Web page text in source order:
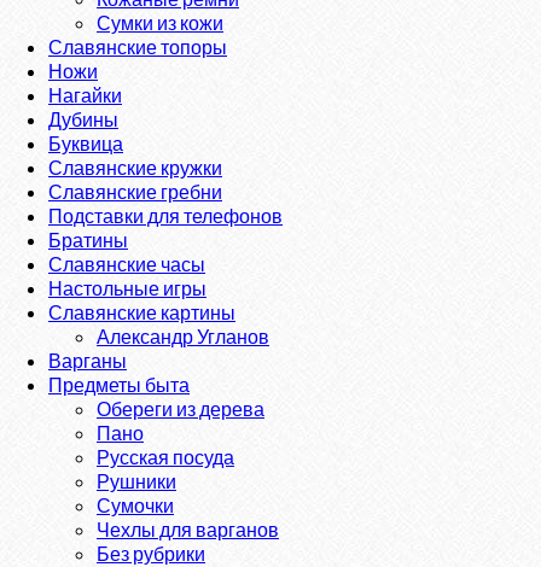
Сумки из кожи
Славянские топоры
Ножи
Нагайки
Дубины
Буквица
Славянские кружки
Славянские гребни
Подставки для телефонов
Братины
Славянские часы
Настольные игры
Славянские картины
Александр Угланов
Варганы
Предметы быта
Обереги из дерева
Пано
Русская посуда
Рушники
Сумочки
Чехлы для варганов
Без рубрики